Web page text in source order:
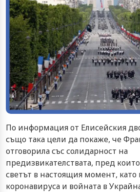
По информация от Елисейския
също така цели да покаже, че
отговорила със солидарност на
предизвикателствата, пред
светът в настоящия момент,
коронавируса и войната в